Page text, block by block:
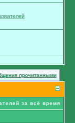
прочитанными
за всё время